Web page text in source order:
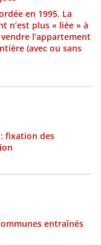
en 1995. La
n’est plus « liée » à
l’appartement
(avec ou sans
fixation des
entraînés